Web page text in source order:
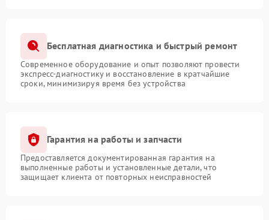
Бесплатная диагностика и быстрый ремонт
Современное оборудование и опыт позволяют провести
экспресс-диагностику и восстановление в кратчайшие
сроки, минимизируя время без устройства
Гарантия на работы и запчасти
Предоставляется документированная гарантия на
выполненные работы и установленные детали, что
защищает клиента от повторных неисправностей